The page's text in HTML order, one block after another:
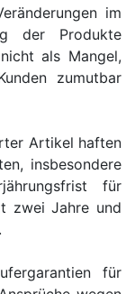
im
der Produkte
als Mangel,
zumutbar
Artikel haften
insbesondere
für
zwei Jahre und
für